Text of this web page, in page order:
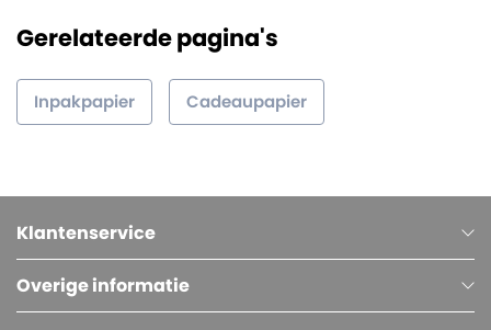
Gerelateerde pagina's
Inpakpapier Cadeaupapier
Klantenservice
Overige informatie